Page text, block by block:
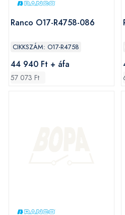
Ranco O17-R4758-086
CIKKSZÁM: O17-R4758
44 940 Ft + áfa
57 073 Ft